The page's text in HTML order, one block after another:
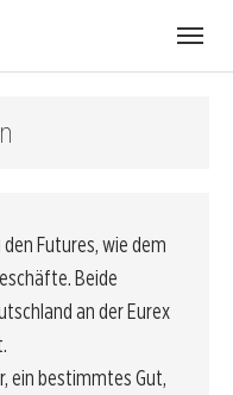
Futures, wie dem
Beide
an derEurex
ein bestimmtes Gut,